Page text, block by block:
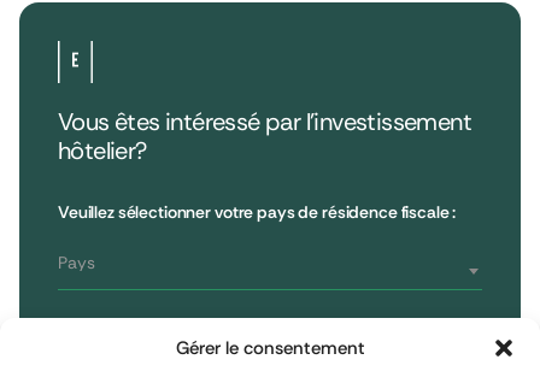
Gérer le consentement
Vous êtes intéressé par l’investissement
hôtelier?
Veuillez sélectionner votre pays de résidence fiscale :
Pays
75008 Paris, France
T : 01 53 96 52 50
S'inscrire à la newsletter
Reporting